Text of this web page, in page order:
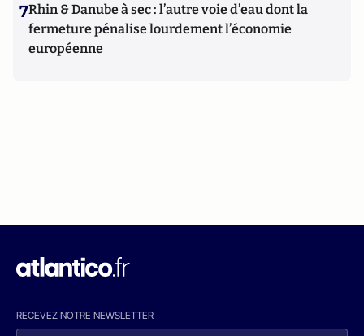
7Rhin & Danube à sec : l’autre voie d’eau dont la
fermeture pénalise lourdement l’économie
européenne
RECEVEZ NOTRE NEWSLETTER